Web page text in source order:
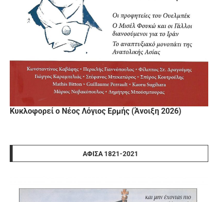
Κυκλοφορεί ο Νέος Λόγιος Ερμής (Άνοιξη 2026)
ΑΦΊΣΑ 1821-2021